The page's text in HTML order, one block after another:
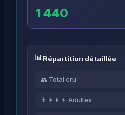
1 440
Répartition détaillée
👥 Total cru
👨‍👩‍👧‍👦 Adultes